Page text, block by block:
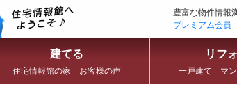
豊富な物件情報
プレミアム会員
建てる
住宅情報館の家 お客様の声
リフ
一戸建て マ